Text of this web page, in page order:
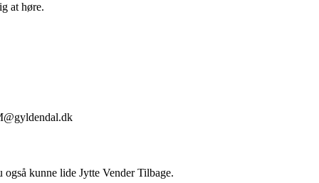
at høre.
kunne lide Jytte Vender Tilbage.